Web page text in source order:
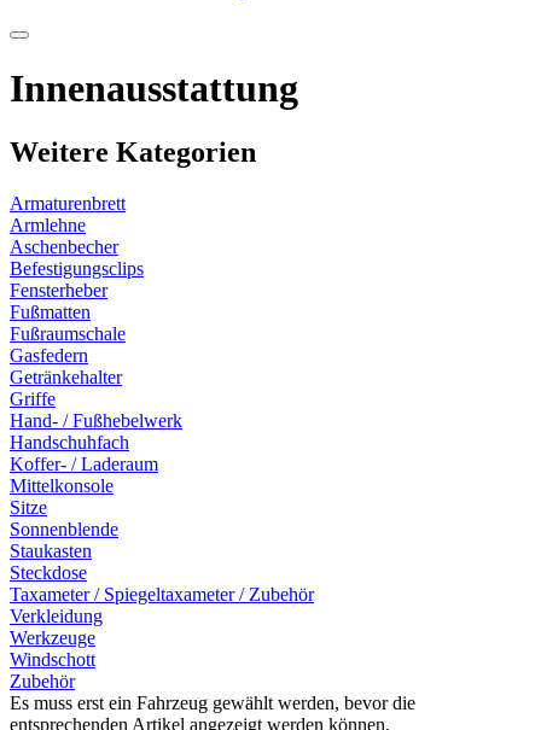
Innenausstattung
Weitere Kategorien
Armaturenbrett
Armlehne
Aschenbecher
Befestigungsclips
Fensterheber
Fußmatten
Fußraumschale
Gasfedern
Getränkehalter
Griffe
Hand- / Fußhebelwerk
Handschuhfach
Koffer- / Laderaum
Mittelkonsole
Sitze
Sonnenblende
Staukasten
Steckdose
Taxameter / Spiegeltaxameter / Zubehör
Verkleidung
Werkzeuge
Windschott
Zubehör
Es muss erst ein Fahrzeug gewählt werden, bevor die
entsprechenden Artikel angezeigt werden können.